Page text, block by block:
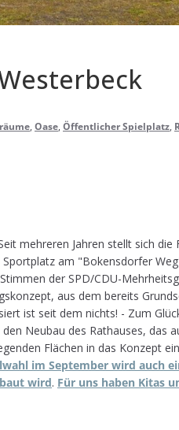
, Oase, Öffentlicher Spielplatz,
meh­re­ren Jah­ren stellt sich die
am "Bokens­dor­fer
der SPD/CDU-
aus dem bereits
ist seit dem nichts! - Zum
Neu­bau des Rat­hau­ses, das
Flä­chen in das Kon­zept
im Sep­tem­ber wird auch
wird. Für uns haben Kitas